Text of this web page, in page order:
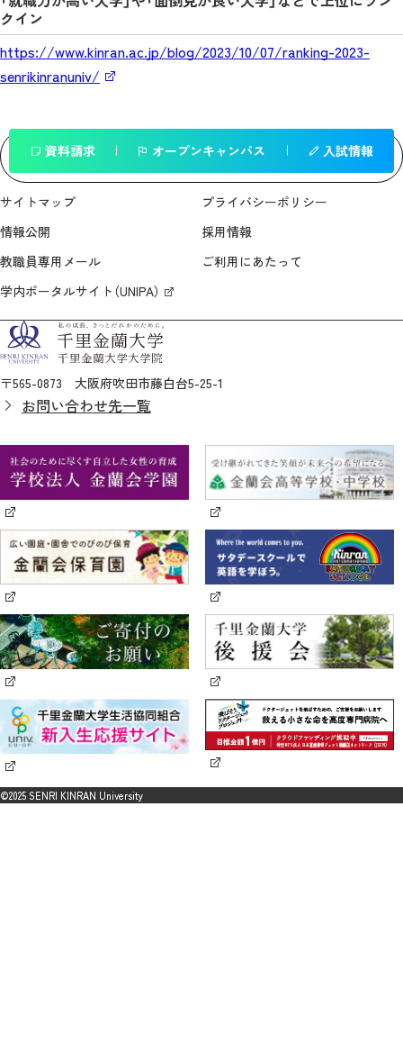
クイン
https://www.kinran.ac.jp/blog/2023/10/07/ranking-2023-
senrikinranuniv/
一覧へ戻る
資料請求 オープンキャンパス 入試情報
サイトマップ
プライバシーポリシー
情報公開
採用情報
教職員専用メール
ご利用にあたって
学内ポータルサイト（UNIPA）
〒565-0873 大阪府吹田市藤白台5-25-1
お問い合わせ先一覧
©2025 SENRI KINRAN University